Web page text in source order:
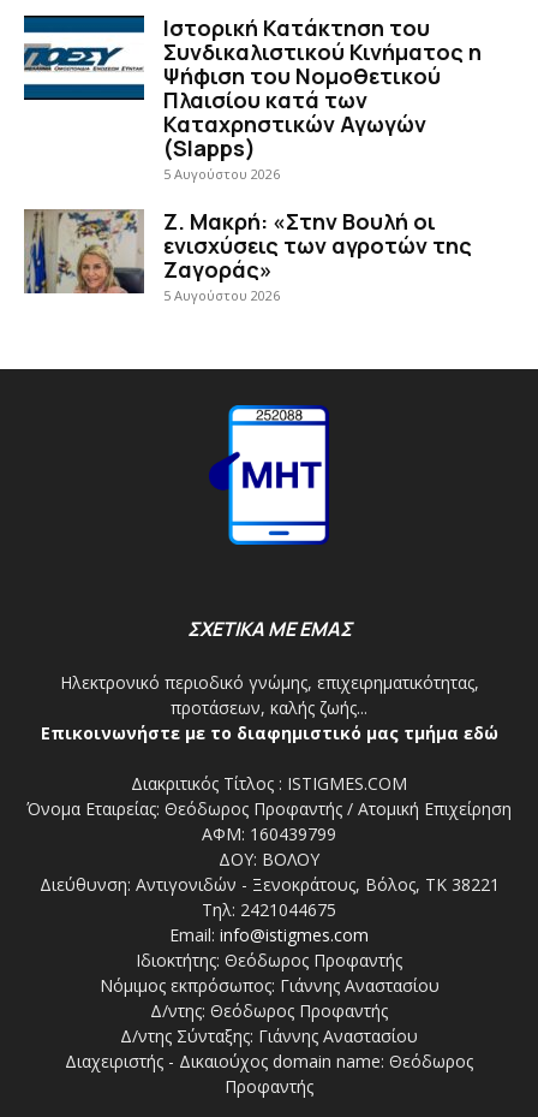
Ιστορική Κατάκτηση του
Συνδικαλιστικού Κινήματος η
Ψήφιση του Νομοθετικού
Πλαισίου κατά των
Καταχρηστικών Αγωγών
(Slapps)
5 Αυγούστου 2026
Ζ. Μακρή: «Στην Βουλή οι
ενισχύσεις των αγροτών της
Ζαγοράς»
5 Αυγούστου 2026
ΣΧΕΤΙΚΑ ΜΕ ΕΜΑΣ
Ηλεκτρονικό περιοδικό γνώμης, επιχειρηματικότητας,
προτάσεων, καλής ζωής...
Επικοινωνήστε με το διαφημιστικό μας τμήμα εδώ
Διακριτικός Τίτλος : ISTIGMES.COM
Όνομα Εταιρείας: Θεόδωρος Προφαντής / Ατομική Επιχείρηση
ΑΦΜ: 160439799
ΔΟΥ: ΒΟΛΟΥ
Διεύθυνση: Αντιγονιδών - Ξενοκράτους, Βόλος, ΤΚ 38221
Τηλ: 2421044675
Email: info@istigmes.com
Ιδιοκτήτης: Θεόδωρος Προφαντής
Νόμιμος εκπρόσωπος: Γιάννης Αναστασίου
Δ/ντης: Θεόδωρος Προφαντής
Δ/ντης Σύνταξης: Γιάννης Αναστασίου
Διαχειριστής - Δικαιούχος domain name: Θεόδωρος
Προφαντής